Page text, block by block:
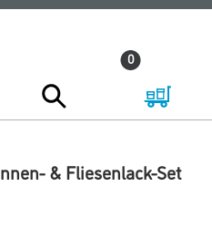
0
& Fliesenlack-Set